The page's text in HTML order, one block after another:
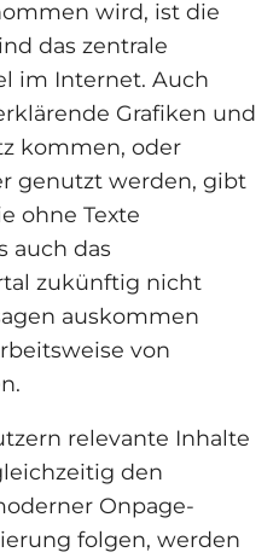
wird, ist die
das zentrale
im Internet. Auch
Grafiken und
kommen, oder
genutzt werden, gibt
ohne Texte
auch das
zukünftig nicht
auskommen
von
relevante Inhalte
den
Onpage-
folgen, werden